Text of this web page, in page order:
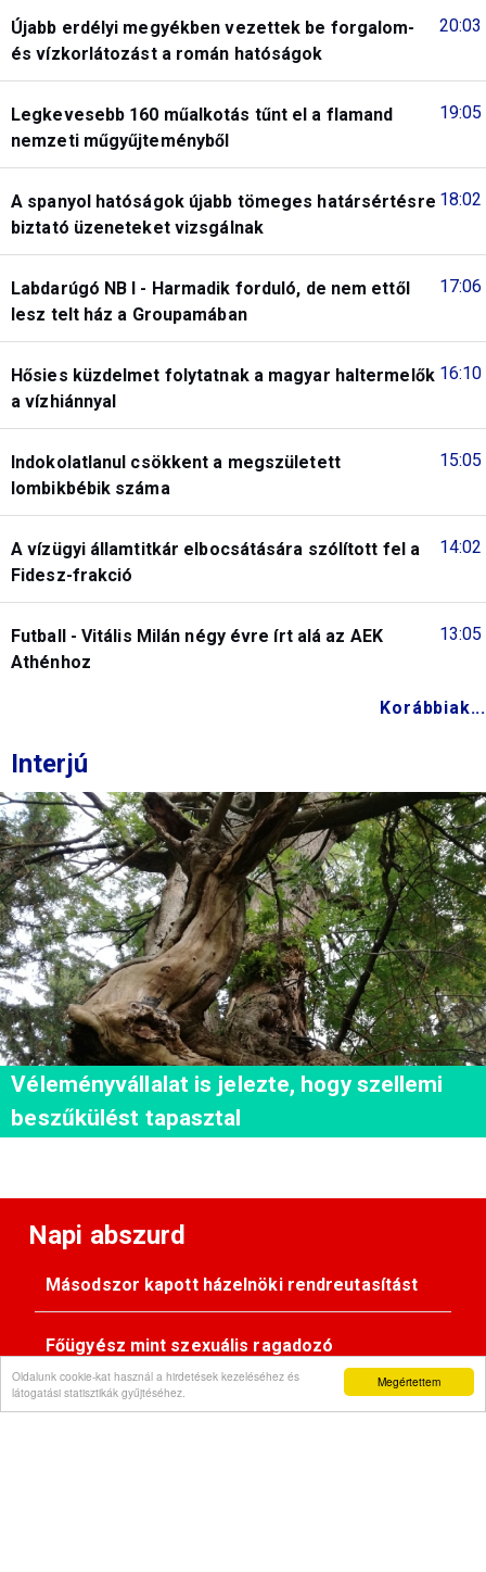
Megértettem
Oldalunk cookie-kat használ a hirdetések kezeléséhez és
látogatási statisztikák gyűjtéséhez.
20:03
Újabb erdélyi megyékben vezettek be forgalom-
és vízkorlátozást a román hatóságok
19:05
Legkevesebb 160 műalkotás tűnt el a flamand
nemzeti műgyűjteményből
18:02
A spanyol hatóságok újabb tömeges határsértésre
biztató üzeneteket vizsgálnak
17:06
Labdarúgó NB I - Harmadik forduló, de nem ettől
lesz telt ház a Groupamában
16:10
Hősies küzdelmet folytatnak a magyar haltermelők
a vízhiánnyal
15:05
Indokolatlanul csökkent a megszületett
lombikbébik száma
14:02
A vízügyi államtitkár elbocsátására szólított fel a
Fidesz-frakció
13:05
Futball - Vitális Milán négy évre írt alá az AEK
Athénhoz
Korábbiak...
Interjú
Véleményvállalat is jelezte, hogy szellemi
beszűkülést tapasztal
Napi abszurd
Másodszor kapott házelnöki rendreutasítást
Főügyész mint szexuális ragadozó
Pimasz önkényúr